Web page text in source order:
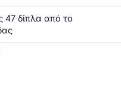
47 δίπλα από το